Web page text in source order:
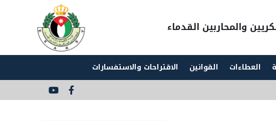
والمحاربين القدماء
العطاءات القوانين الاقتراحات والاستفسارات
Social
Media